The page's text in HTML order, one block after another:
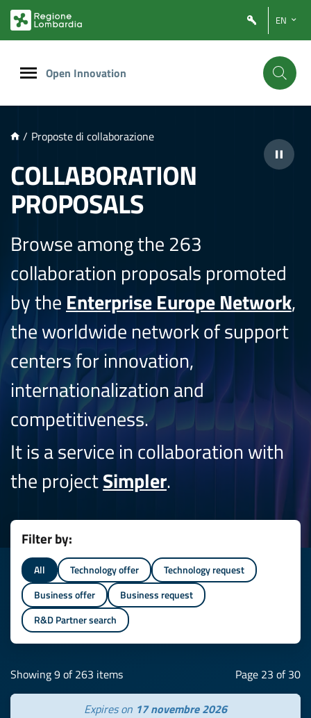
PRINCIPALE
EN
Open Innovation
/ Proposte di collaborazione
COLLABORATION
PROPOSALS
Browse among the 263
collaboration proposals promoted
by the Enterprise Europe Network,
the worldwide network of support
centers for innovation,
internationalization and
competitiveness.
It is a service in collaboration with
the projectSimpler.
Filter by:
All Technology offer
Technology request
Business offer
Business request
R&D Partner search
Showing 9 of 263 items Page 23 of 30
Expires on 17 novembre 2026